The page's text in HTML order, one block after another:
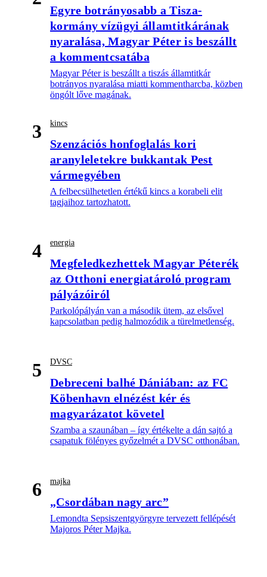
Egyre botrányosabb a Tisza-
kormány vízügyi államtitkárának
nyaralása, Magyar Péter is beszállt
a kommentcsatába
Magyar Péter is beszállt a tiszás államtitkár
botrányos nyaralása miatti kommentharcba, közben
öngólt lőve magának.
3 kincs
Szenzációs honfoglalás kori
aranyleletekre bukkantak Pest
vármegyében
A felbecsülhetetlen értékű kincs a korabeli elit
tagjaihoz tartozhatott.
4 energia
Megfeledkezhettek Magyar Péterék
az Otthoni energiatároló program
pályázóiról
Parkolópályán van a második ütem, az elsővel
kapcsolatban pedig halmozódik a türelmetlenség.
5 DVSC
Debreceni balhé Dániában: az FC
Köbenhavn elnézést kér és
magyarázatot követel
Szamba a szaunában – így értékelte a dán sajtó a
csapatuk fölényes győzelmét a DVSC otthonában.
6 majka
„Csordában nagy arc”
Lemondta Sepsiszentgyörgyre tervezett fellépését
Majoros Péter Majka.